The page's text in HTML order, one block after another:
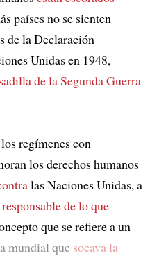
países no se sienten
de la Declaración
Unidas en 1948,
de la Segunda Guerra
regímenes con
los derechos humanos
las Naciones Unidas, a
de lo que
que se refiere a un
mundial que socava la